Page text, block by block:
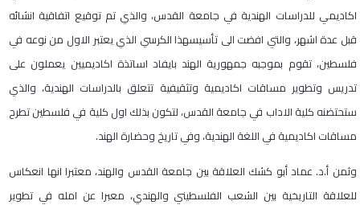
اكاديمي للدراسات الهندية في جامعة القدس، والذي تم توقيع اتفاقية انشائه
قبل عدة اشهر، والتي افضت الى تأسيسهذا الكرسي الذي يعتبر الاول من نوعه في
فلسطين، تقوم بموجبه جمهورية الهند بايفاد اساتذة اكاديميين يعملون على
تدريس وتطوير مساقات اكاديمية وتثقيفية تتعلق بالدراسات الهندية، والذي
ستحتضنه كلية الاداب في جامعة القدس، لتكون بذلك اول كلية في فلسطين تطرح
مساقات اكاديمية في اللغة الهندية، وفي تاريخ وحضارة الهند.
وثمن أ.د. عماد أبو كشك العلاقة بين جامعة القدس والهند، معتبرا انها انعكاس
للعلاقة التاريخية بين الشعب الفلسطيني والهندي، معبرا عن امله في تطوير